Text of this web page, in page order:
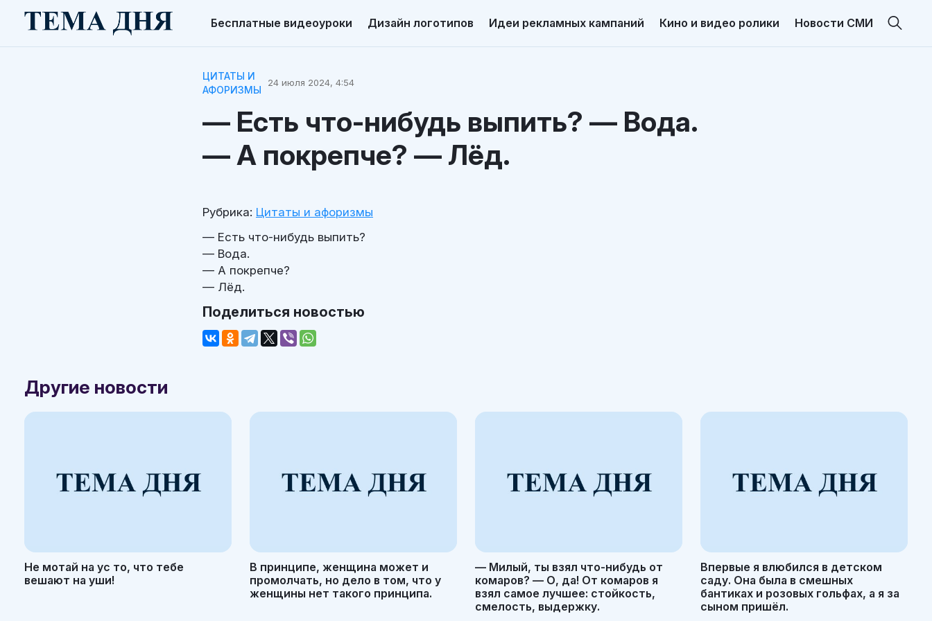
Бесплатные видеоуроки Дизайн логотипов Идеи рекламных кампаний Кино и видео ролики Новости СМИ
ЦИТАТЫ И
АФОРИЗМЫ
24 июля 2024, 4:54
— Есть что-нибудь выпить? — Вода.
— А покрепче? — Лёд.
Рубрика: Цитаты и афоризмы
— Есть что-нибудь выпить?
— Вода.
— А покрепче?
— Лёд.
Поделиться новостью
Другие новости
Не мотай на ус то, что тебе
вешают на уши!
В принципе, женщина может и
промолчать, но дело в том, что у
женщины нет такого принципа.
— Милый, ты взял что-нибудь от
комаров? — О, да! От комаров я
взял самое лучшее: стойкость,
смелость, выдержку.
Впервые я влюбился в детском
саду. Она была в смешных
бантиках и розовых гольфах, а я за
сыном пришёл.